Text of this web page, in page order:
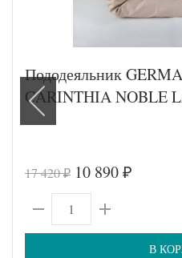
Пододеяльник
CARINTHIA NOBLE
17 420₽ 10 890 ₽
В